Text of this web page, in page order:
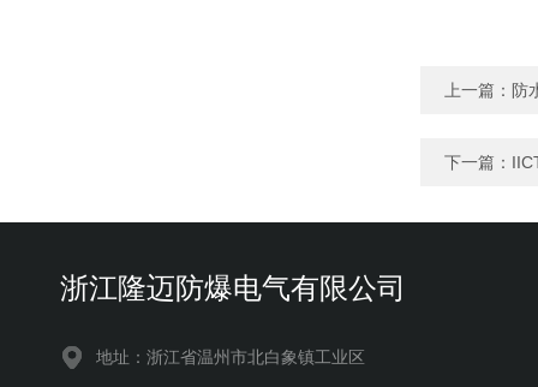
上一篇： 防
下一篇：
浙江隆迈防爆电气有限公司
地址：浙江省温州市北白象镇工业区